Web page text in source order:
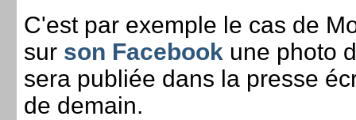
C'est par exemple le cas de
sur son Facebook une photo
sera publiée dans la presse
de demain.